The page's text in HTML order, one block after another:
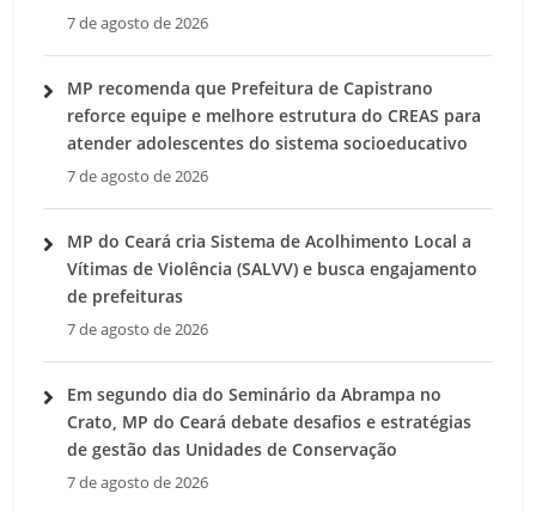
7 de agosto de 2026
MP recomenda que Prefeitura de Capistrano
reforce equipe e melhore estrutura do CREAS para
atender adolescentes do sistema socioeducativo
7 de agosto de 2026
MP do Ceará cria Sistema de Acolhimento Local a
Vítimas de Violência (SALVV) e busca engajamento
de prefeituras
7 de agosto de 2026
Em segundo dia do Seminário da Abrampa no
Crato, MP do Ceará debate desafios e estratégias
de gestão das Unidades de Conservação
7 de agosto de 2026